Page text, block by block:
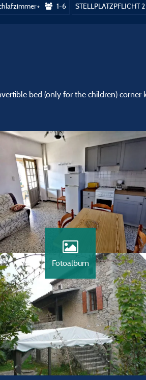
1-6
bed (only for the children)
Fotoalbum